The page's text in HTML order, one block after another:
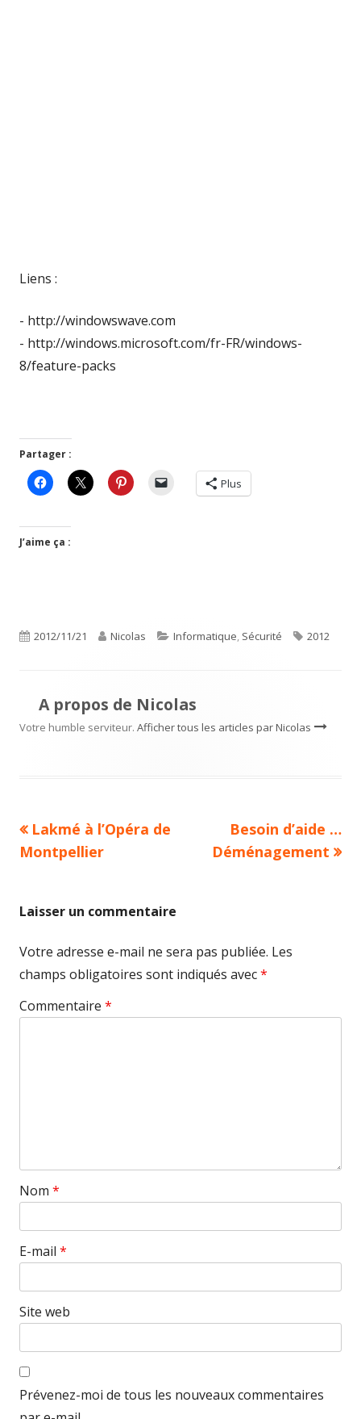
Liens :
- http://windowswave.com
- http://windows.microsoft.com/fr-FR/windows-
8/feature-packs
Partager :
Plus
J’aime ça :
Publié
2012/11/21 Auteur
Nicolas Catégories
Informatique, Sécurité Étiquettes
2012
A propos de Nicolas
Votre humble serviteur. Afficher tous les articles par Nicolas
Navigation
l’article
Article
précédent :
Lakmé à l’Opéra de
Montpellier
Article
suivant :
Besoin d’aide …
Déménagement
Laisser un commentaire
Votre adresse e-mail ne sera pas publiée. Les
champs obligatoires sont indiqués avec*
Commentaire *
Nom *
E-mail *
Site web
Prévenez-moi de tous les nouveaux commentaires